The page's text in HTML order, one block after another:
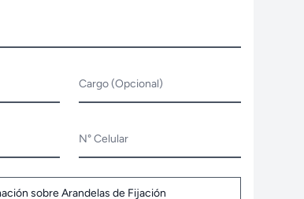
Cargo (Opcional)
N° Celular